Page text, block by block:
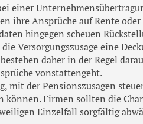
einer
ihre Ansprüche auf Rente
hingegen scheuen
Versorgungszusage eine
daher in der Regel
vonstattengeht.
mit der Pensionszusagen
Firmen sollten die
Einzelfall sorgfältig